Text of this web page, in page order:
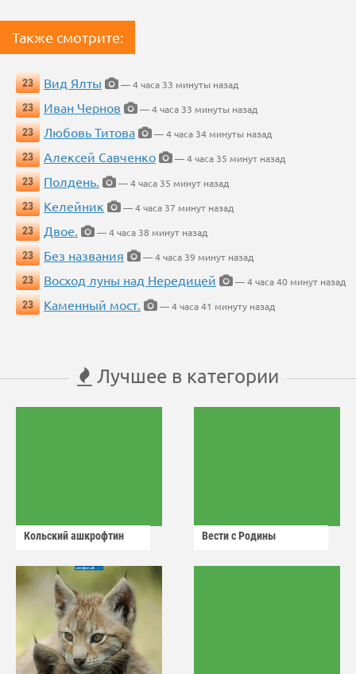
Также смотрите:
23 Вид Ялты
— 4 часа 33 минуты назад
23
Иван Чернов
— 4 часа 33 минуты назад
23
Любовь Титова
— 4 часа 34 минуты назад
23
Алексей Савченко
— 4 часа 35 минут назад
23
Полдень.
— 4 часа 35 минут назад
23
Келейник
— 4 часа 37 минут назад
23
Двое.
— 4 часа 38 минут назад
23
Без названия
— 4 часа 39 минут назад
23
Восход луны над Нередицей
— 4 часа 40 минут назад
23
Каменный мост. — 4 часа 41 минуту назад
Лучшее в категории
Кольский ашкрофтин Вести с Родины